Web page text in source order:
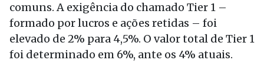
comuns. A exigência do chamado Tier 1 –
formado por lucros e ações retidas – foi
elevado de 2% para 4,5%. O valor total de Tier 1
foi determinado em 6%, ante os 4% atuais.